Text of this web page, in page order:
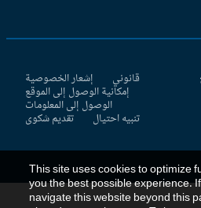
قانوني إشعار الخصوصية
إمكانية الوصول إلى الموقع
الوصول إلى المعلومات
تنبيه احتيال تقديم شكوى
This site uses cookies to
you the best possible
navigate this website beyond